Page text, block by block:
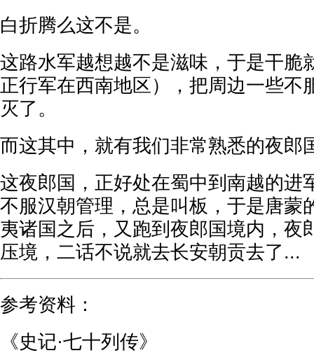
白折腾么这不是。
这路水军越想越不是滋味，于是干脆
正行军在西南地区），把周边一些不
灭了。
而这其中，就有我们非常熟悉的夜郎
这夜郎国，正好处在蜀中到南越的进
不服汉朝管理，总是叫板，于是唐蒙
夷诸国之后，又跑到夜郎国境内，夜
压境，二话不说就去长安朝贡去了...
参考资料：
《史记·七十列传》